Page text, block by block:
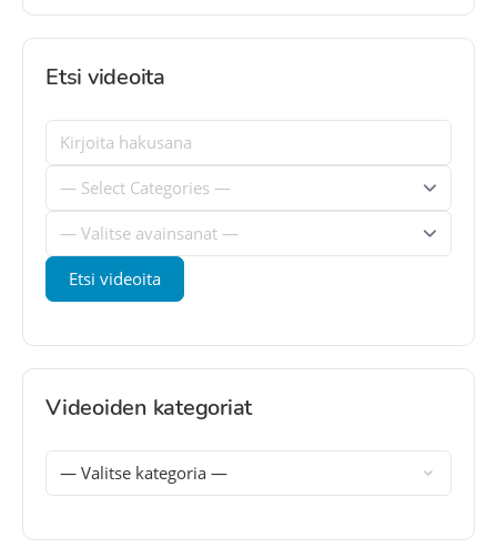
Etsi videoita
Videoiden kategoriat